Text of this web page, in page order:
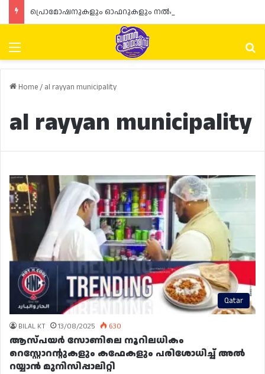
Menu
Home/ al rayyan municipality
al rayyan municipality
Qatar
BILAL KT 13/08/2025 630
ആസ്‌പയർ സോണിലെ നൂറിലധികം
റെസ്റ്റോറന്റുകളും കഫേകളും പരിശോധിച്ച് അൽ
റയ്യാൻ മുനിസിപ്പാലിറ്റി